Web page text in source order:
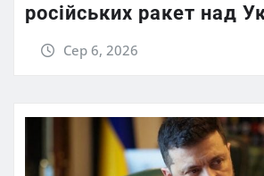
російських ракет над
Сер 6, 2026